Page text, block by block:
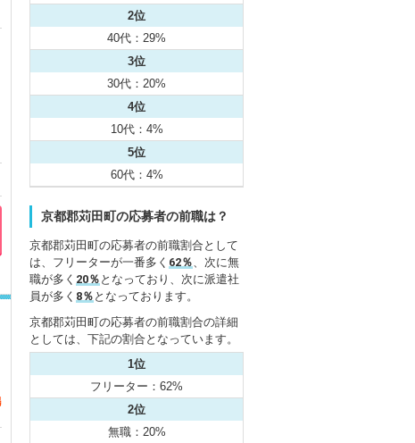
2位
40代：29%
3位
30代：20%
4位
10代：4%
5位
60代：4%
京都郡苅田町の応募者の前職は？
京都郡苅田町の応募者の前職割合として
は、フリーターが一番多く 62％、次に無
職が多く 20％ となっており、次に派遣社
員が多く 8％ となっております。
京都郡苅田町の応募者の前職割合の詳細
としては、下記の割合となっています。
1位
フリーター：62%
2位
無職：20%